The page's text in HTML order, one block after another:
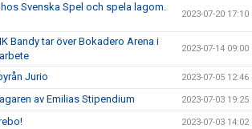
Svenska Spel och spela lagom.
2023-07-20 17:10
Bandy tar över Bokadero Arena i
2023-07-14 09:00
Jurio 2023-07-05 12:46
av Emilias Stipendium 2023-07-03 19:25
2023-07-03 14:02